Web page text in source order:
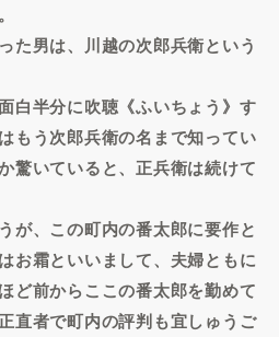
た男は、川越の次郎兵衛という
白半分に吹聴《ふいちょう》す
もう次郎兵衛の名まで知ってい
驚いていると、正兵衛は続けて
が、この町内の番太郎に要作と
お霜といいまして、夫婦ともに
ど前からここの番太郎を勤めて
直者で町内の評判も宜しゅうご